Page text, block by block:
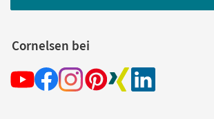
Cornelsen bei